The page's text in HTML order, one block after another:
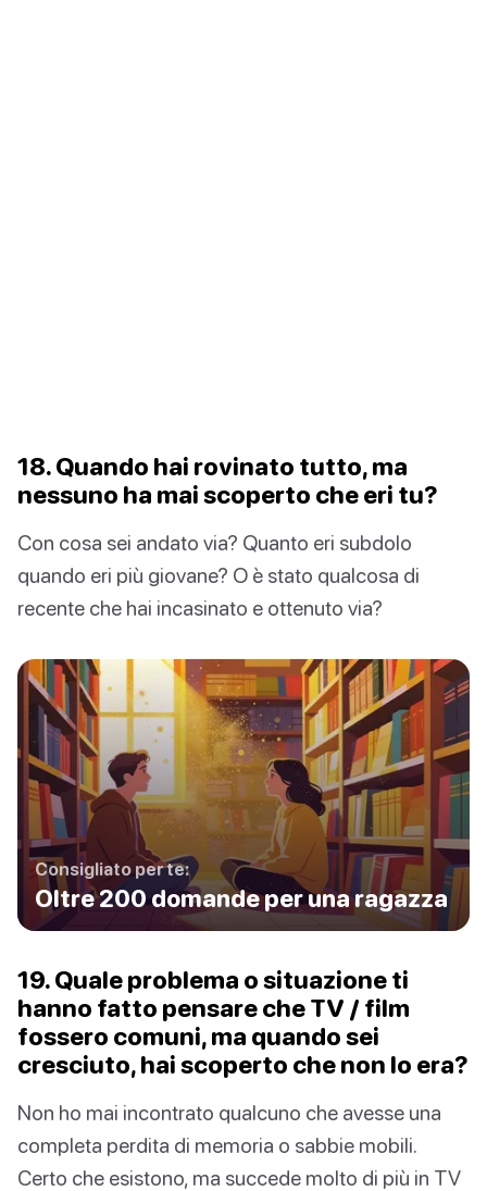
18. Quando hai rovinato tutto, ma
nessuno ha mai scoperto che eri tu?
Con cosa sei andato via? Quanto eri subdolo
quando eri più giovane? O è stato qualcosa di
recente che hai incasinato e ottenuto via?
Consigliato per te:
Oltre 200 domande per una ragazza
19. Quale problema o situazione ti
hanno fatto pensare che TV / film
fossero comuni, ma quando sei
cresciuto, hai scoperto che non lo era?
Non ho mai incontrato qualcuno che avesse una
completa perdita di memoria o sabbie mobili.
Certo che esistono, ma succede molto di più in TV